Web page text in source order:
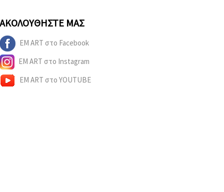
ΑΚΟΛΟΥΘΉΣΤΕ ΜΑΣ
EM ART στο Facebook
EM ART στο Instagram
EM ART στο YOUTUBE